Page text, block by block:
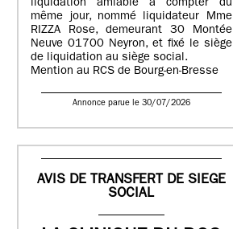
liquidation amiable à compter du
même jour, nommé liquidateur Mme
RIZZA Rose, demeurant 30 Montée
Neuve 01700 Neyron, et fixé le siège
de liquidation au siège social.
Mention au RCS de Bourg-en-Bresse
Annonce parue le 30/07/2026
AVIS DE TRANSFERT DE SIEGE
SOCIAL